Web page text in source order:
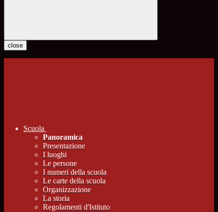
close
Scuola
Panoramica
Presentazione
I luoghi
Le persone
I numeri della scuola
Le carte della scuola
Organizzazione
La storia
Regolamenti d'Istituto